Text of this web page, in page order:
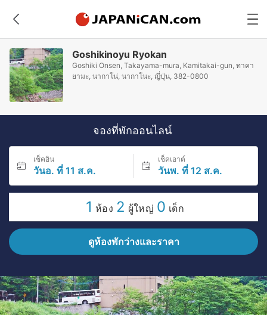
Goshikinoyu Ryokan
Goshiki Onsen, Takayama-mura, Kamitakai-gun, ทาคา
ยามะ, นากาโน่, นากาโนะ, ญี่ปุ่น, 382-0800
จองที่พักออนไลน์
เช็คอิน
วันอ. ที่ 11 ส.ค.
เช็คเอาต์
วันพ. ที่ 12 ส.ค.
1 ห้อง 2 ผู้ใหญ่ 0 เด็ก
ดูห้องพักว่างและราคา